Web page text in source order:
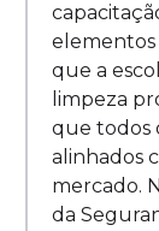
elementos
que a
limpeza
que todos
alinhados
mercado.
da